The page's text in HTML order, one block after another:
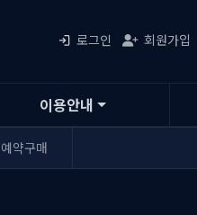
로그인 회원가입
이용안내
예약구매